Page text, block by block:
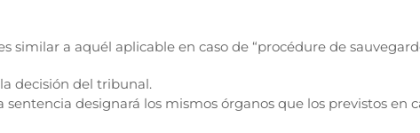
similar a aquél aplicable en caso de “procédure de
decisión del tribunal.
designará los mismos órganos que los previstos